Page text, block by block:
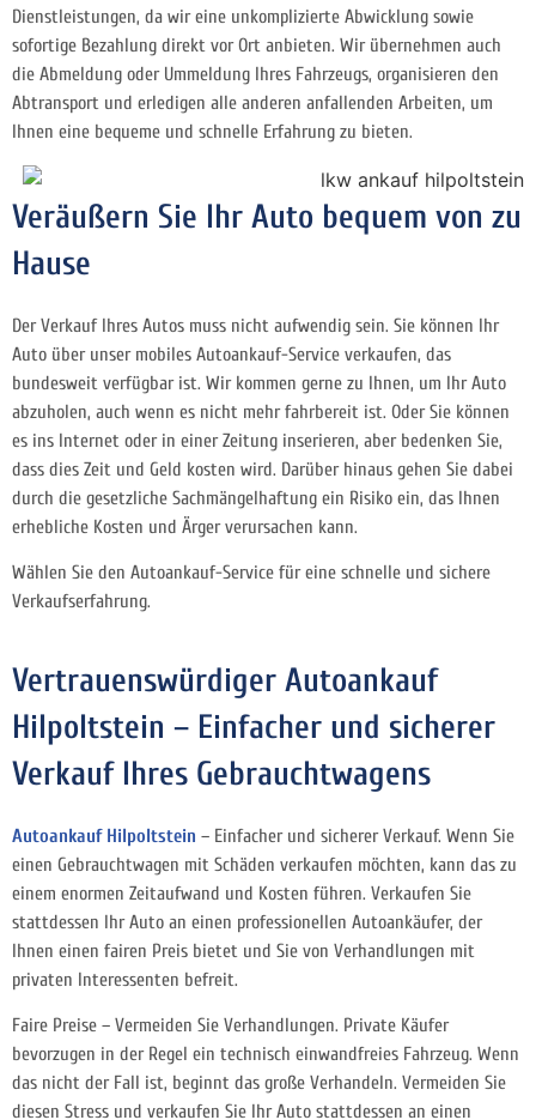
Dienstleistungen, da wir eine unkomplizierte Abwicklung sowie
sofortige Bezahlung direkt vor Ort anbieten. Wir übernehmen auch
die Abmeldung oder Ummeldung Ihres Fahrzeugs, organisieren den
Abtransport und erledigen alle anderen anfallenden Arbeiten, um
Ihnen eine bequeme und schnelle Erfahrung zu bieten.
Veräußern Sie Ihr Auto bequem von zu
Hause
Der Verkauf Ihres Autos muss nicht aufwendig sein. Sie können Ihr
Auto über unser mobiles Autoankauf-Service verkaufen, das
bundesweit verfügbar ist. Wir kommen gerne zu Ihnen, um Ihr Auto
abzuholen, auch wenn es nicht mehr fahrbereit ist. Oder Sie können
es ins Internet oder in einer Zeitung inserieren, aber bedenken Sie,
dass dies Zeit und Geld kosten wird. Darüber hinaus gehen Sie dabei
durch die gesetzliche Sachmängelhaftung ein Risiko ein, das Ihnen
erhebliche Kosten und Ärger verursachen kann.
Wählen Sie den Autoankauf-Service für eine schnelle und sichere
Verkaufserfahrung.
Vertrauenswürdiger Autoankauf
Hilpoltstein – Einfacher und sicherer
Verkauf Ihres Gebrauchtwagens
Autoankauf Hilpoltstein – Einfacher und sicherer Verkauf. Wenn Sie
einen Gebrauchtwagen mit Schäden verkaufen möchten, kann das zu
einem enormen Zeitaufwand und Kosten führen. Verkaufen Sie
stattdessen Ihr Auto an einen professionellen Autoankäufer, der
Ihnen einen fairen Preis bietet und Sie von Verhandlungen mit
privaten Interessenten befreit.
Faire Preise – Vermeiden Sie Verhandlungen. Private Käufer
bevorzugen in der Regel ein technisch einwandfreies Fahrzeug. Wenn
das nicht der Fall ist, beginnt das große Verhandeln. Vermeiden Sie
diesen Stress und verkaufen Sie Ihr Auto stattdessen an einen